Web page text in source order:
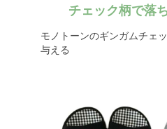
チェック柄で落
モノトーンのギンガムチェ
与える